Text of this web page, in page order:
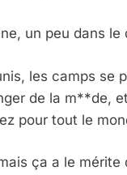
un peu dans le
les camps
de la m**de,
pour tout le
ça a le mérite